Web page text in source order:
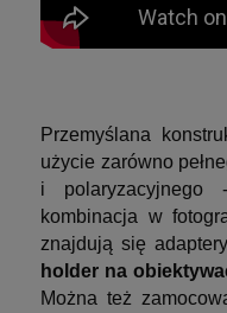
Przemyślana
użycie zarówno
i
kombinacja w
znajdują się
holder na
Można też